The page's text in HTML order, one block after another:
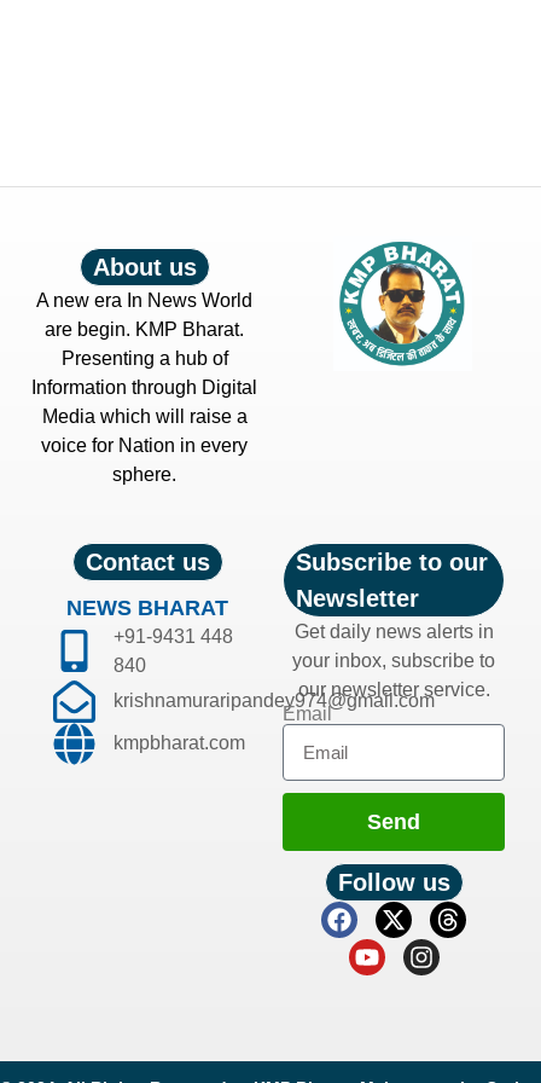
About us
A new era In News World
are begin. KMP Bharat.
Presenting a hub of
Information through Digital
Media which will raise a
voice for Nation in every
sphere.
Contact us
NEWS BHARAT
+91-9431 448
840
krishnamuraripandey974@gmail.com
kmpbharat.com
Subscribe to our
Newsletter
Get daily news alerts in
your inbox, subscribe to
our newsletter service.
Email
Send
Follow us